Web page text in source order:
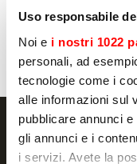
Uso responsabile
Noi e i nostri 1022
personali, ad
tecnologie come i
alle informazioni sul
pubblicare annunci
gli annunci e i
i servizi. Avete la
DOLOMITI